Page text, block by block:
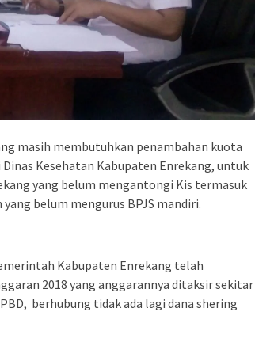
masih membutuhkan penambahan kuota
Kesehatan Kabupaten Enrekang, untuk
yang belum mengantongi Kis termasuk
belum mengurus BPJS mandiri.
Kabupaten Enrekang telah
2018 yang anggarannya ditaksir sekitar
berhubung tidak ada lagi dana shering